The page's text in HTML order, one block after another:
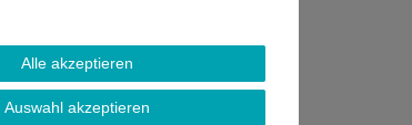
Alle akzeptieren
Auswahl akzeptieren